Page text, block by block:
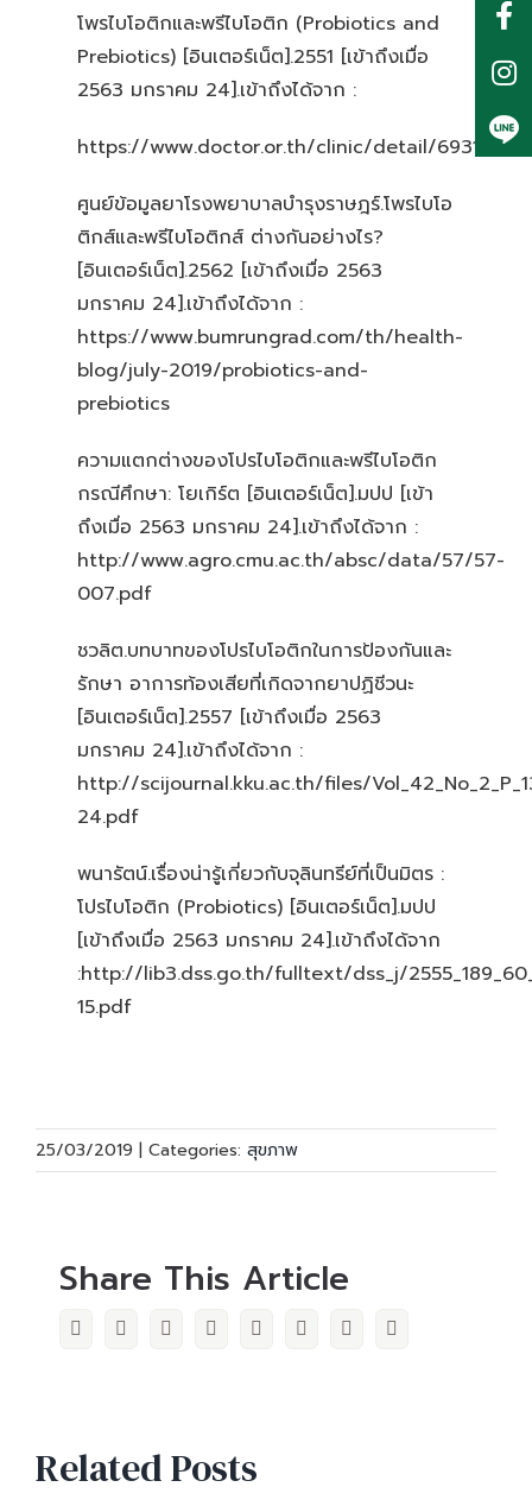
โพรไบโอติกและพรีไบโอติก (Probiotics and
Prebiotics) [อินเตอร์เน็ต].2551 [เข้าถึงเมื่อ
2563 มกราคม 24].เข้าถึงได้จาก :
https://www.doctor.or.th/clinic/detail/6931
ศูนย์ข้อมูลยาโรงพยาบาลบำรุงราษฎร์.โพรไบโอ
ติกส์และพรีไบโอติกส์ ต่างกันอย่างไร?
[อินเตอร์เน็ต].2562 [เข้าถึงเมื่อ 2563
มกราคม 24].เข้าถึงได้จาก :
https://www.bumrungrad.com/th/health-
blog/july-2019/probiotics-and-
prebiotics
ความแตกต่างของโปรไบโอติกและพรีไบโอติก
กรณีศึกษา: โยเกิร์ต [อินเตอร์เน็ต].มปป [เข้า
ถึงเมื่อ 2563 มกราคม 24].เข้าถึงได้จาก :
http://www.agro.cmu.ac.th/absc/data/57/57-
007.pdf
ชวลิต.บทบาทของโปรไบโอติกในการป้องกันและ
รักษา อาการท้องเสียที่เกิดจากยาปฏิชีวนะ
[อินเตอร์เน็ต].2557 [เข้าถึงเมื่อ 2563
มกราคม 24].เข้าถึงได้จาก :
http://scijournal.kku.ac.th/files/
24.pdf
พนารัตน์.เรื่องน่ารู้เกี่ยวกับจุลินทรีย์ที่เป็นมิตร :
โปรไบโอติก (Probiotics) [อินเตอร์เน็ต].มปป
[เข้าถึงเมื่อ 2563 มกราคม 24].เข้าถึงได้จาก
:http://lib3.dss.go.th/fulltext/dss_j/
15.pdf
25/03/2019 | Categories: สุขภาพ
Share This Article
FacebookTwitter LinkedInReddit WhatsAppPinterest
Related Posts